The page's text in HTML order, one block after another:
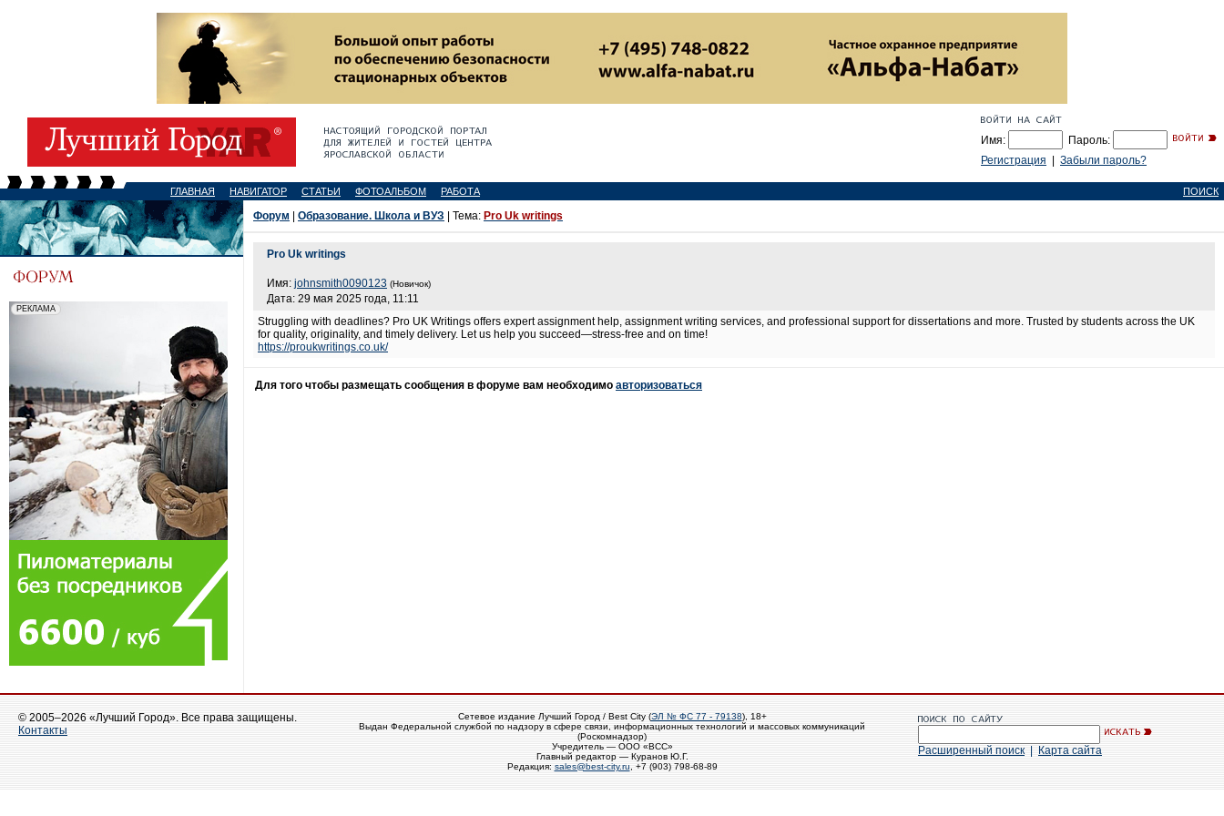
Имя:
Пароль:
Регистрация
Забыли пароль?
ГЛАВНАЯ НАВИГАТОР СТАТЬИ ФОТОАЛЬБОМ РАБОТА ПОИСК
Форум Образование. Школа и ВУЗ | Тема: Pro Uk writings
Pro Uk writings
Имя: johnsmith0090123 (Новичок)
Дата: 29 мая 2025 года, 11:11
Struggling with deadlines? Pro UK Writings offers expert assignment help, assignment writing services, and professional support for dissertations and more. Trusted by students across the UK
for quality, originality, and timely delivery. Let us help you succeed—stress-free and on time!
https://proukwritings.co.uk/
Для того чтобы размещать сообщения в форуме вам необходимо авторизоваться
© 2005–2026 «Лучший Город». Все права защищены.
Контакты
Сетевое издание Лучший Город / Best City (ЭЛ № ФС 77 - 79138), 18+
Выдан Федеральной службой по надзору в сфере связи, информационных технологий и массовых коммуникаций
(Роскомнадзор)
Учредитель — ООО «ВСС»
Главный редактор — Куранов Ю.Г.
Редакция: sales@best-city.ru , +7 (903) 798-68-89
Расширенный поиск Карта сайта